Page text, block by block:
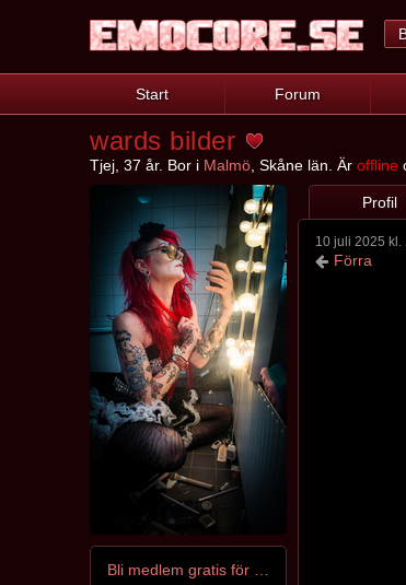
Start Forum
wards bilder
Tjej, 37 år. Bor i Malmö , Skåne län. Är offline
Profil
10 juli 2025 kl.
Förra